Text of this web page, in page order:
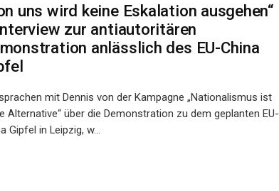
uns wird keine Eskalation ausgehen“
zur antiautoritären
anlässlich des EU-China
mit Dennis von der Kampagne „Nationalismus ist
Alternative“ über die Demonstration zu dem geplanten EU-
Gipfel in Leipzig, w...